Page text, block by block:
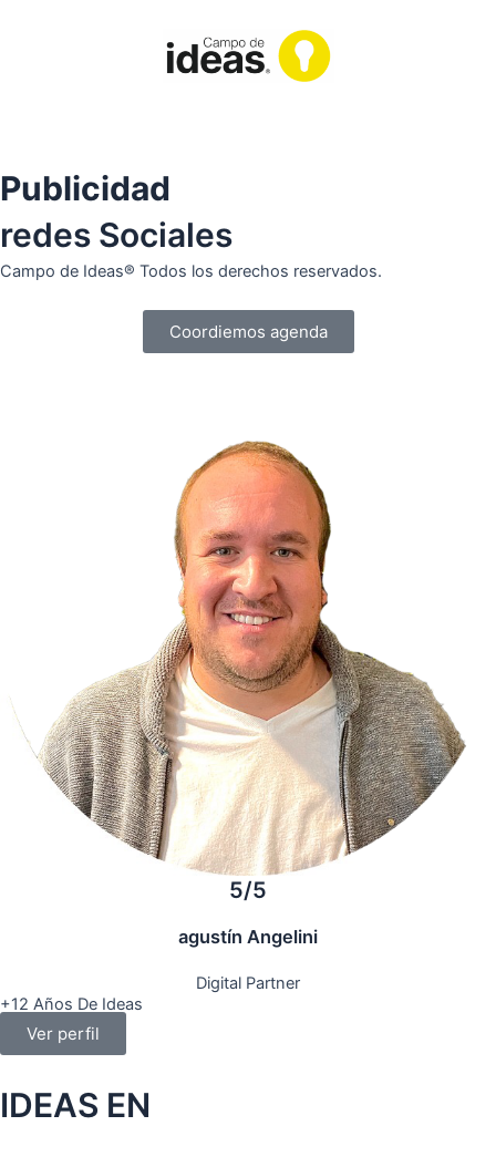
Publicidad
redes Sociales
Campo de Ideas® Todos los derechos reservados.
Coordiemos agenda
5/5
agustín Angelini
Digital Partner
+12 Años De Ideas
Ver perfil
IDEAS EN